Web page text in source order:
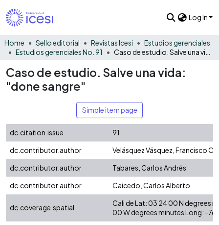
Log In
Home Sello editorial Revistas Icesi
Estudios gerenciales
Estudios gerenciales No. 91
Caso de estudio. Salve una vida:
"done sangre"
Simple item page
dc.citation.issue
91
dc.contributor.author
Velásquez Vásquez, Francisco
dc.contributor.author
Tabares, Carlos Andrés
dc.contributor.author
Caicedo, Carlos Alberto
dc.coverage.spatial
Cali de Lat: 03 24 00 N degrees
00 W degrees minutes Long: -